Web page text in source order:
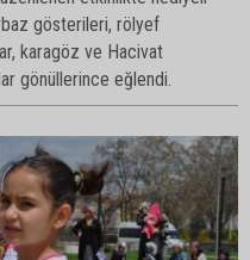
gösterileri, rölyef
karagöz ve Hacivat
gönüllerince eğlendi.